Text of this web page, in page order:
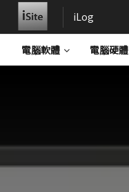
iLog
電腦軟體 電腦硬體